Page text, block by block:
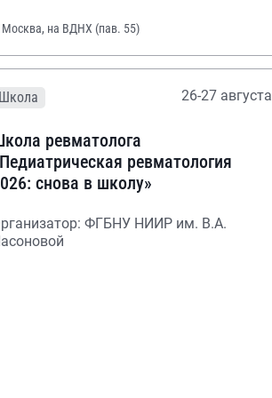
Москва, на ВДНХ (пав. 55)
Школа 26-27 августа
ревматолога
ревматология
снова в школу»
ФГБНУ НИИР им. В.А.